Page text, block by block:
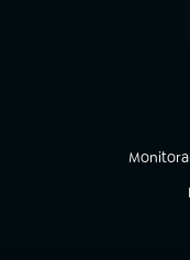
(abre